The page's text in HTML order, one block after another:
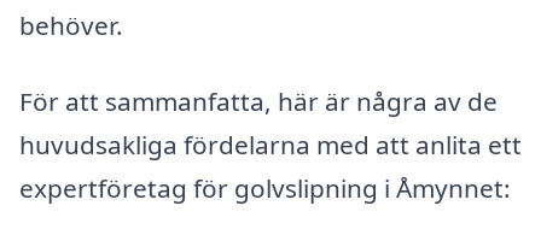
behöver.
För att sammanfatta, här är några av de
huvudsakliga fördelarna med att anlita ett
expertföretag för golvslipning i Åmynnet: